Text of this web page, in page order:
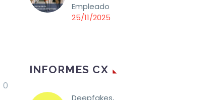
0
Empleado
25/11/2025
INFORMES CX
Deepfakes,